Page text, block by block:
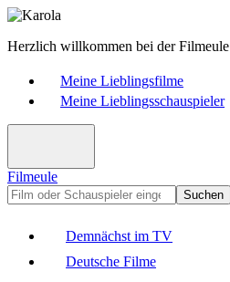
Herzlich willkommen bei der Filmeule
Meine Lieblingsfilme
Meine Lieblingsschauspieler
Filmeule
Suchen
Demnächst im TV
Deutsche Filme